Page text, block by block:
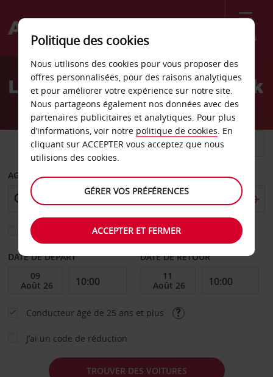
Menu
Welcome
AvisLocation de voiture Lübeck
VOITURE UTILITAIRE
AGENCE DE DÉPART
Sélectionnez une autre agence de retour
DATE DE DÉPART DATE DE RETOUR
Conducteur âgé de 25 ans et plus
J’ai un code de réduction
TROUVER DES VOITURES
Politique des cookies
Nous utilisons des cookies pour vous proposer des
offres personnalisées, pour des raisons analytiques
et pour améliorer votre expérience sur notre site.
Nous partageons également nos données avec des
partenaires publicitaires et analytiques. Pour plus
d’informations, voir notre politique de cookies. En
cliquant sur ACCEPTER vous acceptez que nous
utilisions des cookies.
GÉRER VOS PRÉFÉRENCES
ACCEPTER ET FERMER